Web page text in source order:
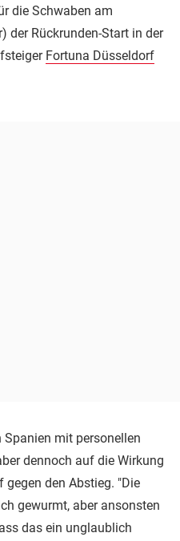
die Schwaben am
der Rückrunden-Start in der
Fortuna Düsseldorf
mit personellen
dennoch auf die Wirkung
den Abstieg. "Die
gewurmt, aber ansonsten
das ein unglaublich